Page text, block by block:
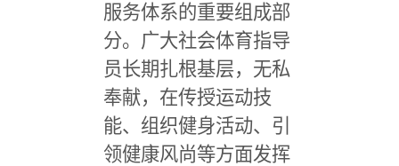
服务体系的重要组成部
分。广大社会体育指导
员长期扎根基层，无私
奉献，在传授运动技
能、组织健身活动、引
领健康风尚等方面发挥